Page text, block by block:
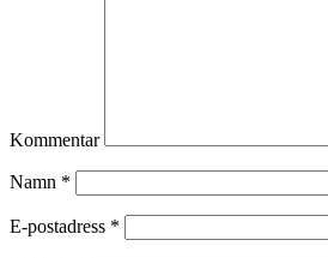
Kommentar
Namn *
E-postadress *